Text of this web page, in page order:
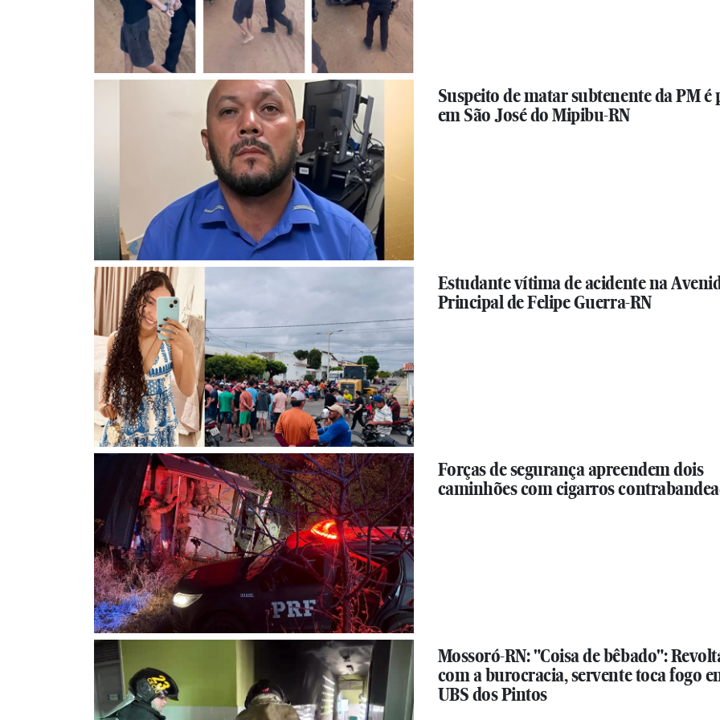
Suspeito de matar subtenente da PM é
em São José do Mipibu-RN
Estudante vítima de acidente na
Principal de Felipe Guerra-RN
Forças de segurança apreendem dois
caminhões com cigarros
Mossoró-RN: "Coisa de bêbado":
com a burocracia, servente toca fogo
UBS dos Pintos